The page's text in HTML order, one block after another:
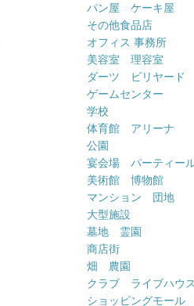
パン屋 ケーキ屋
その他食品店
オフィス 事務所
美容室 理容室
ダーツ ビリヤード
ゲームセンター
学校
体育館 アリーナ
公園
宴会場 パーティー
美術館 博物館
マンション 団地
大型施設
墓地 霊園
商店街
畑 農園
クラブ ライブハウス
ショッピングモール